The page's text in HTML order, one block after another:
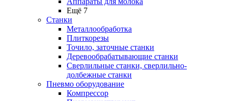
Ещё 7
Станки
Металлообработка
Плиткорезы
Точило, заточные станки
Деревообрабатывающие станки
Сверлильные станки, сверлильно-
долбежные станки
Пневмо оборудование
Компрессор